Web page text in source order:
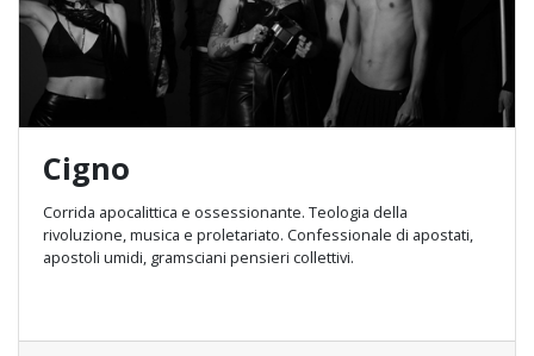
Cigno
Corrida apocalittica e ossessionante. Teologia della
rivoluzione, musica e proletariato. Confessionale di apostati,
apostoli umidi, gramsciani pensieri collettivi.